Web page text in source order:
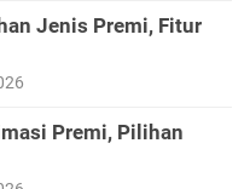
Jenis Premi, Fitur
Premi, Pilihan